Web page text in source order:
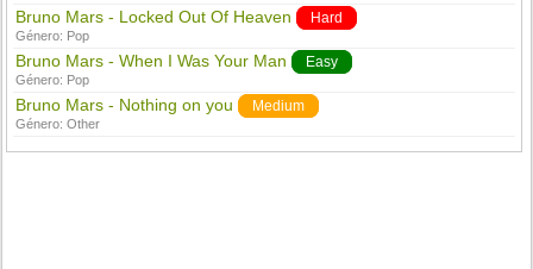
Bruno Mars - Locked Out Of Heaven Hard
Género: Pop
Bruno Mars - When I Was Your Man Easy
Género: Pop
Bruno Mars - Nothing on you Medium
Género:Other